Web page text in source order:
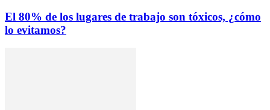
El 80% de los lugares de trabajo son tóxicos, ¿cómo
lo evitamos?